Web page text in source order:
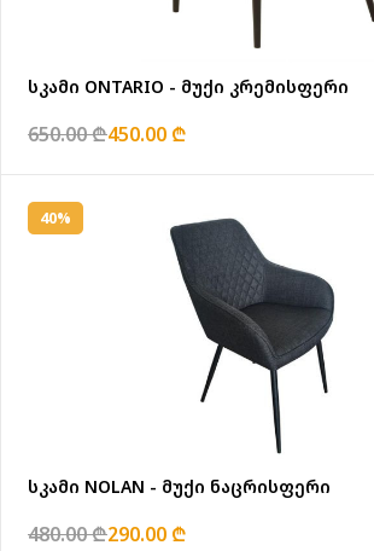
სკამი ONTARIO - მუქი კრემისფერი
650.00 ₾450.00 ₾
40%
სკამი NOLAN - მუქი ნაცრისფერი
480.00 ₾290.00 ₾